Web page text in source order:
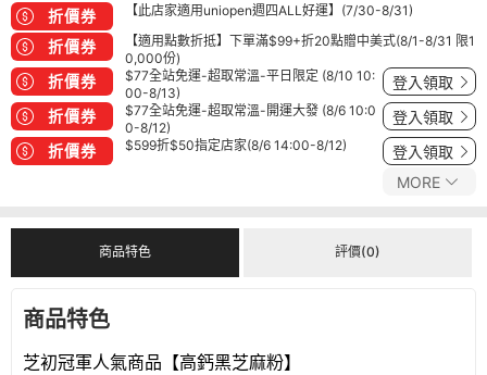
折價券 【此店家適用uniopen週四ALL好運】(7/30-8/31)
折價券
【適用點數折抵】下單滿$99+折20點贈中美式(8/1-8/31 限1
0,000份)
折價券
$77全站免運-超取常溫-平日限定 (8/10 10:
00-8/13)
登入領取
折價券
$77全站免運-超取常溫-開運大發 (8/6 10:0
0-8/12)
登入領取
折價券 $599折$50指定店家(8/6 14:00-8/12) 登入領取
MORE
商品特色 評價(0)
商品特色
芝初冠軍人氣商品 【高鈣黑芝麻粉】